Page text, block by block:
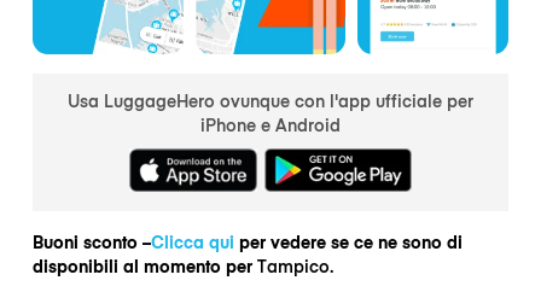
Usa LuggageHero ovunque con l'app ufficiale per
iPhone e Android
Buoni sconto –Clicca qui per vedere se ce ne sono di
disponibili al momento per Tampico.